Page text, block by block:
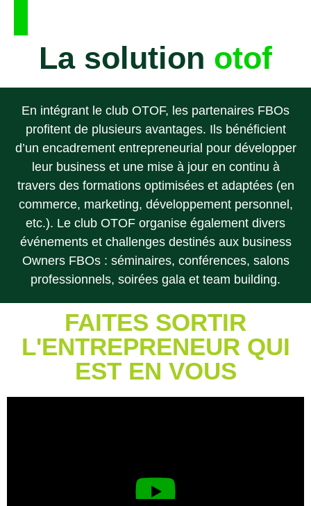
La solution otof
En intégrant le club OTOF, les partenaires FBOs
profitent de plusieurs avantages. Ils bénéficient
d’un encadrement entrepreneurial pour développer
leur business et une mise à jour en continu à
travers des formations optimisées et adaptées (en
commerce, marketing, développement personnel,
etc.). Le club OTOF organise également divers
événements et challenges destinés aux business
Owners FBOs : séminaires, conférences, salons
professionnels, soirées gala et team building.
FAITES SORTIR
L'ENTREPRENEUR QUI
EST EN VOUS